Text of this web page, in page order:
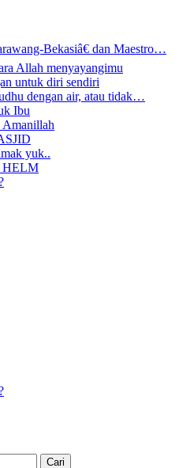
Bekasiâ€ dan Maestro…
Allah menyayangimu
untuk diri sendiri
dengan air, atau tidak…
Ibu
Amanillah
yuk..